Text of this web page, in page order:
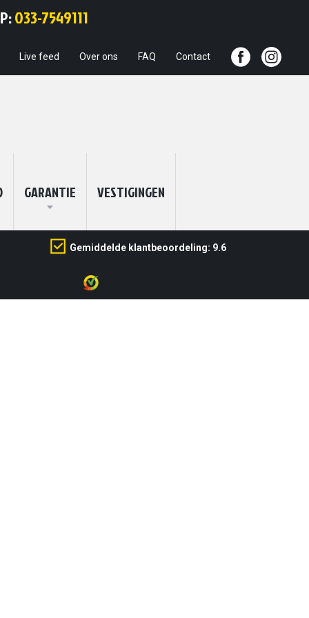
033-7549111
Live feed Over ons FAQ Contact
GARANTIE VESTIGINGEN
Gemiddelde klantbeoordeling: 9.6